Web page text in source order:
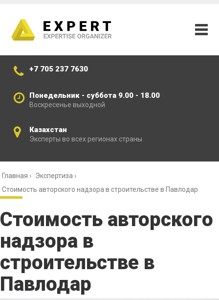
+7 705 237 7630
Понедельник - суббота 9.00 - 18.00
Воскресенье выходной
Казахстан
Эксперты во всех регионах страны
Главная › Экспертиза ›
Стоимость авторского надзора в строительстве в Павлодар
Стоимость авторского
надзора в
строительстве в
Павлодар